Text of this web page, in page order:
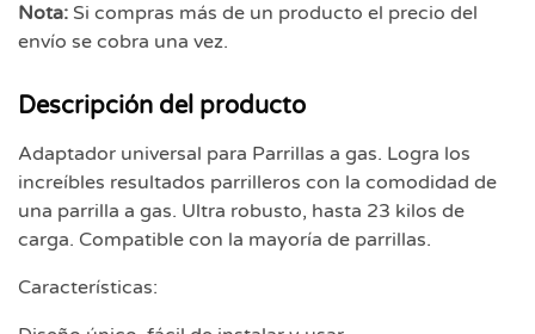
Nota: Si compras más de un producto el precio del
envío se cobra una vez.
Descripción del producto
Adaptador universal para Parrillas a gas. Logra los
increíbles resultados parrilleros con la comodidad de
una parrilla a gas. Ultra robusto, hasta 23 kilos de
carga. Compatible con la mayoría de parrillas.
Características: